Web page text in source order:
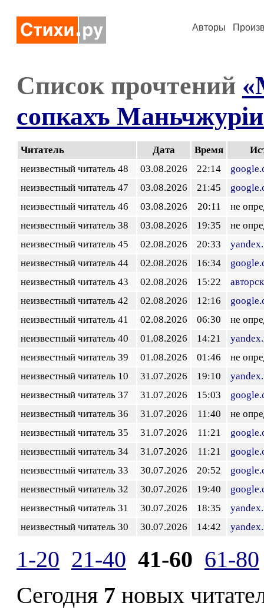
Авторы
Список прочтений
сопкахъ
Читатель Дата Время
неизвестный читатель 48
03.08.2026 22:14
неизвестный читатель 47
03.08.2026 21:45
неизвестный читатель 46
03.08.2026 20:11
не
неизвестный читатель 38
03.08.2026 19:35
не
неизвестный читатель 45
02.08.2026 20:33
неизвестный читатель 44
02.08.2026 16:34
неизвестный читатель 43
02.08.2026 15:22
неизвестный читатель 42
02.08.2026 12:16
неизвестный читатель 41
02.08.2026 06:30
не
неизвестный читатель 40
01.08.2026 14:21
неизвестный читатель 39
01.08.2026 01:46
не
неизвестный читатель 10
31.07.2026 19:10
неизвестный читатель 37
31.07.2026 15:03
неизвестный читатель 36
31.07.2026 11:40
не
неизвестный читатель 35
31.07.2026 11:21
неизвестный читатель 34
31.07.2026 11:21
неизвестный читатель 33
30.07.2026 20:52
неизвестный читатель 32
30.07.2026 19:40
неизвестный читатель 31
30.07.2026 18:35
неизвестный читатель 30
30.07.2026 14:42
1-20 21-40 41-60 61-80
Сегодня 7 новых